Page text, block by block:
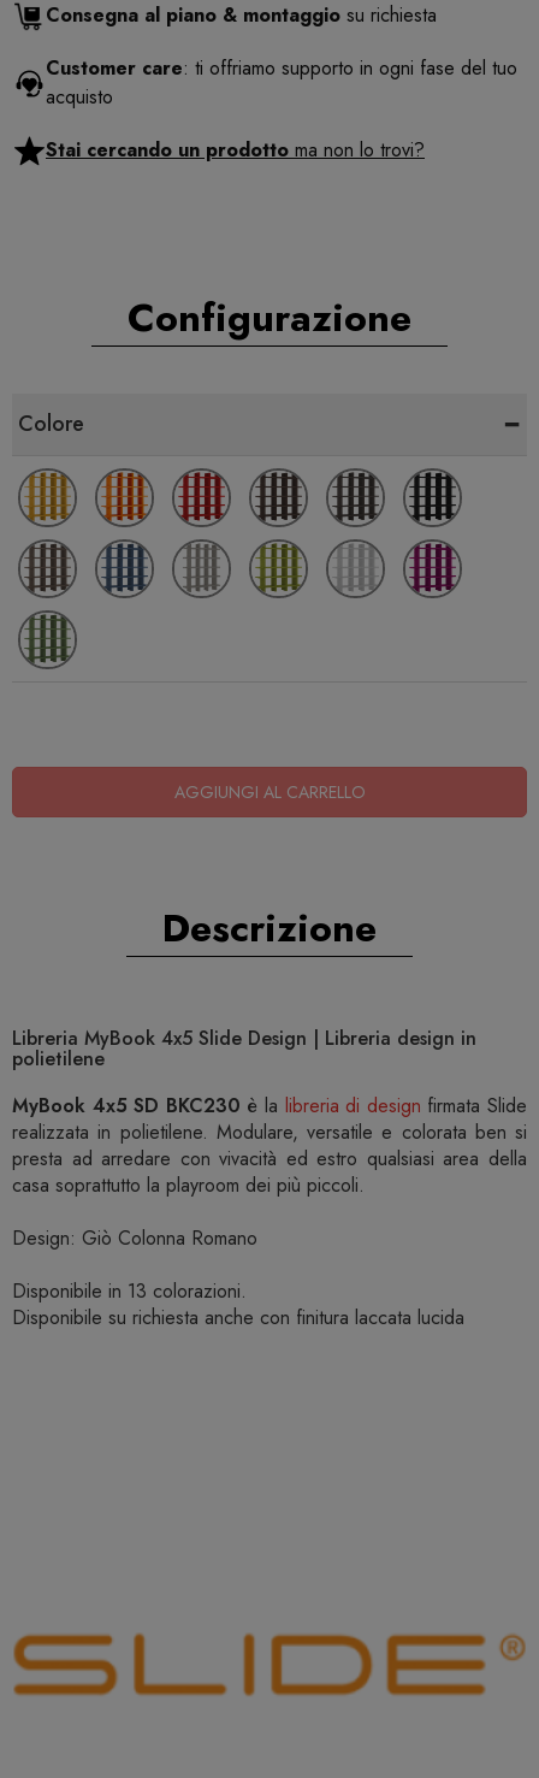
Consegna al piano & montaggio su richiesta
Customer care: ti offriamo supporto in ogni fase del tuo
acquisto
Stai cercando un prodotto ma non lo trovi?
Configurazione
Colore -
AGGIUNGI AL CARRELLO
Descrizione
Libreria MyBook 4x5 Slide Design | Libreria design in
polietilene
MyBook 4x5 SD BKC230 è la libreria di design firmata Slide
realizzata in polietilene. Modulare, versatile e colorata ben si
presta ad arredare con vivacità ed estro qualsiasi area della
casa soprattutto la playroom dei più piccoli.
Design: Giò Colonna Romano
Disponibile in 13 colorazioni.
Disponibile su richiesta anche con finitura laccata lucida